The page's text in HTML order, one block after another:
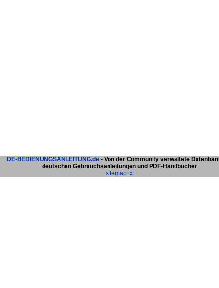
DE-BEDIENUNGSANLEITUNG.de - Von der Community verwaltete
deutschen Gebrauchsanleitungen und PDF-Handbücher
sitemap.txt